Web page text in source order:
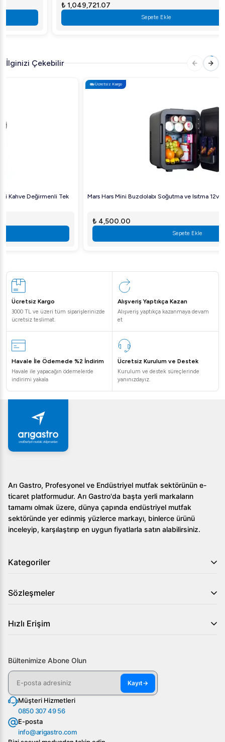
₺ 1,049,721.07
İlginizi Çekebilir
Mars Hars Mini Buzdolabı Soğutma ve Isıtma 12v ve 220v 10Lt
Ücretsiz Kargo
3000 TL ve üzeri tüm siparişlerinizde
ücretsiz teslimat.
Alışveriş Yaptıkça Kazan
Alışveriş yaptıkça kazanmaya devam
et
Havale İle Ödemede %2 İndirim
Havale ile yapacağın ödemelerde
indirimi yakala
Ücretsiz Kurulum ve Destek
Kurulum ve destek süreçlerinde
yanınızdayız.
Arı Gastro, Profesyonel ve Endüstriyel mutfak sektörünün e-
ticaret platformudur. Arı Gastro'da başta yerli markaların
tamamı olmak üzere, dünya çapında endüstriyel mutfak
sektöründe yer edinmiş yüzlerce markayı, binlerce ürünü
inceleyip, karşılaştırıp en uygun fiyatlarla satın alabilirsiniz.
Kategoriler
Sözleşmeler
Hızlı Erişim
Bültenimize Abone Olun
Kayıt→
Müşteri Hizmetleri
0850 307 49 56
E-posta
info@arigastro.com